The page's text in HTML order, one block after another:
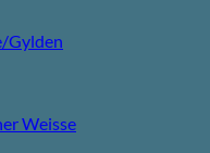
Gylden
Weisse